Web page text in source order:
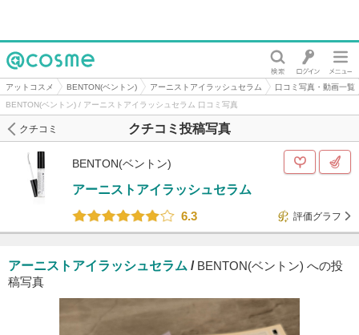
@cosme
アットコスメ BENTON(ベントン) アーニストアイラッシュセラム
口コミ写真・動画一覧
BENTON(ベントン) / アーニストアイラッシュセラム 口コミ写真
クチコミ投稿写真
クチコミ
BENTON(ベントン)
アーニストアイラッシュセラム
6.3
評価グラフ
アーニストアイラッシュセラム / BENTON(ベントン) への投
稿写真